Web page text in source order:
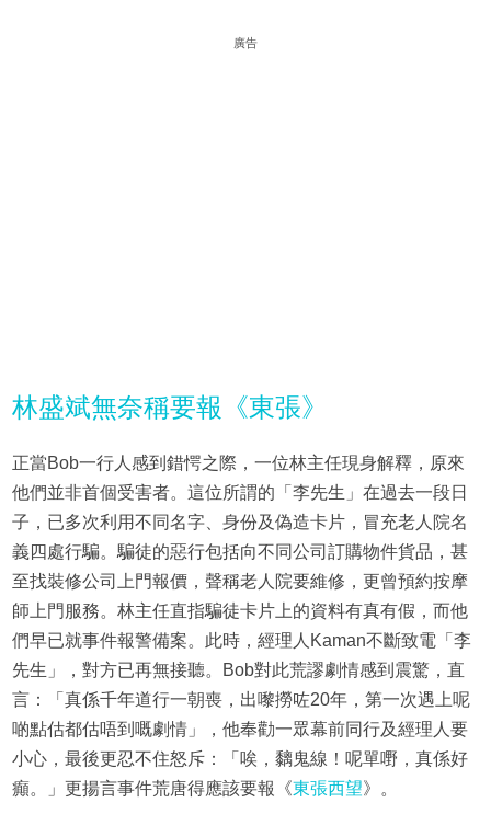
廣告
林盛斌無奈稱要報《東張》
正當Bob一行人感到錯愕之際，一位林主任現身解釋，原來
他們並非首個受害者。這位所謂的「李先生」在過去一段日
子，已多次利用不同名字、身份及偽造卡片，冒充老人院名
義四處行騙。騙徒的惡行包括向不同公司訂購物件貨品，甚
至找裝修公司上門報價，聲稱老人院要維修，更曾預約按摩
師上門服務。林主任直指騙徒卡片上的資料有真有假，而他
們早已就事件報警備案。此時，經理人Kaman不斷致電「李
先生」，對方已再無接聽。Bob對此荒謬劇情感到震驚，直
言：「真係千年道行一朝喪，出嚟撈咗20年，第一次遇上呢
啲點估都估唔到嘅劇情」，他奉勸一眾幕前同行及經理人要
小心，最後更忍不住怒斥：「唉，黐鬼線！呢單嘢，真係好
癲。」更揚言事件荒唐得應該要報《東張西望》。